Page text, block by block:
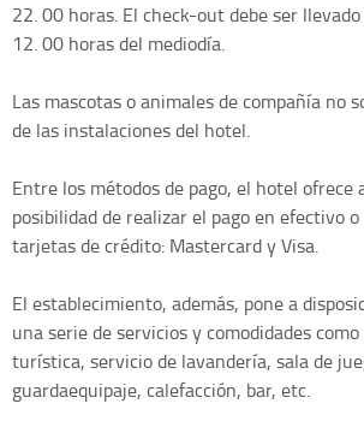
22. 00 horas. El check-out debe ser
12. 00 horas del mediodía.
Las mascotas o animales de compañía no
de las instalaciones del hotel.
Entre los métodos de pago, el hotel ofrece
posibilidad de realizar el pago en efectivo
tarjetas de crédito: Mastercard y Visa.
El establecimiento, además, pone a
una serie de servicios y comodidades
turística, servicio de lavandería, sala de
guardaequipaje, calefacción, bar, etc.